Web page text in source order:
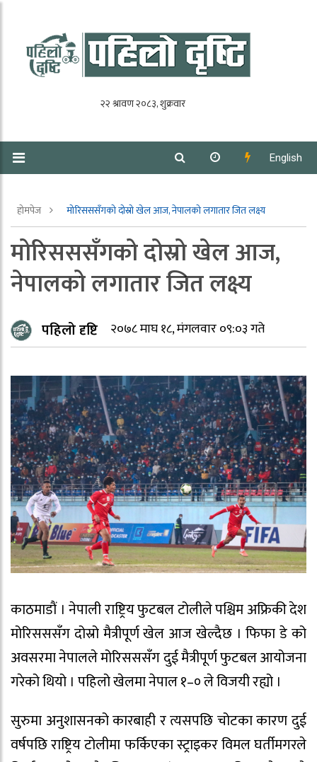
English
होमपेज मोरिसससँगको दोस्रो खेल आज, नेपालको लगातार जित लक्ष्य
मोरिसससँगको दोस्रो खेल आज,
नेपालको लगातार जित लक्ष्य
पहिलो दृष्टि २०७८ माघ १८, मंगलवार ०९:०३ गते
काठमाडाैं । नेपाली राष्ट्रिय फुटबल टोलीले पश्चिम अफ्रिकी देश
मोरिसससँग दोस्रो मैत्रीपूर्ण खेल आज खेल्दैछ । फिफा डे को
अवसरमा नेपालले मोरिसससँग दुई मैत्रीपूर्ण फुटबल आयोजना
गरेको थियो । पहिलो खेलमा नेपाल १–० ले विजयी रह्यो ।
सुरुमा अनुशासनको कारबाही र त्यसपछि चोटका कारण दुई
वर्षपछि राष्ट्रिय टोलीमा फर्किएका स्ट्राइकर विमल घर्तीमगरले